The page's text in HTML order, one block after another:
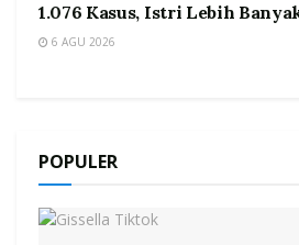
1.076 Kasus, Istri Lebih
6 AGU 2026
POPULER